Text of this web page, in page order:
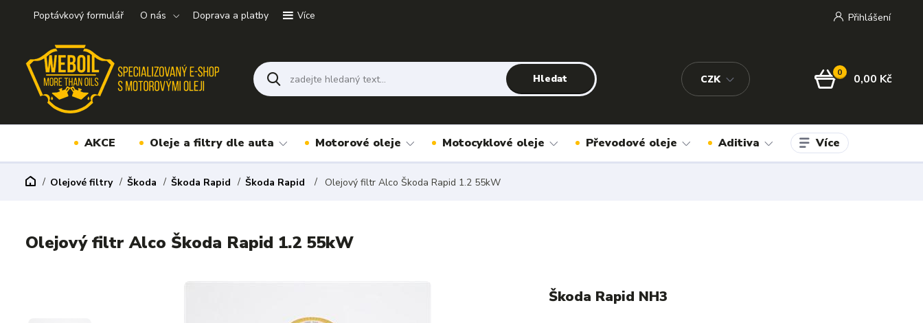
Poptávkový formulář O nás Doprava a platby Více
CZK
Přihlášení
Hledat 0 0,00 Kč
AKCE Oleje a filtry dle auta Motorové oleje Motocyklové oleje Převodové oleje Aditiva Více
Olejové filtry Škoda Škoda Rapid Škoda Rapid Olejový filtr Alco Škoda Rapid 1.2 55kW
Olejový filtr Alco Škoda Rapid 1.2 55kW
Škoda Rapid NH3